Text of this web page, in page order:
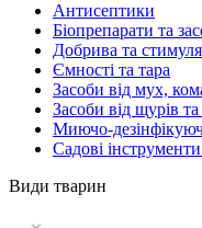
Антисептики
Біопрепарати та
Добрива та
Ємності та тара
Засоби від мух,
Засоби від щурів
Миючо-
Садові
Види тварин